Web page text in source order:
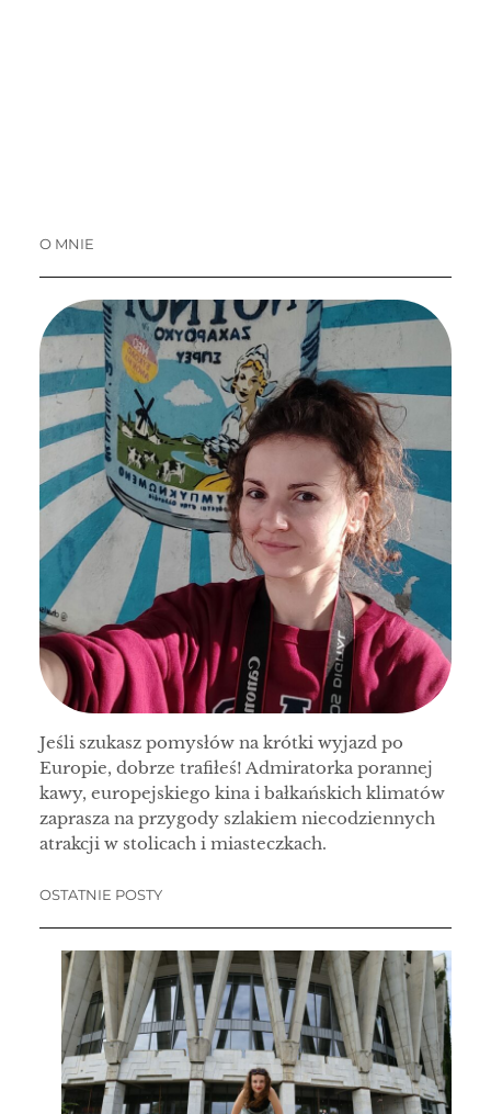
O MNIE
Jeśli szukasz pomysłów na krótki wyjazd po
Europie, dobrze trafiłeś! Admiratorka porannej
kawy, europejskiego kina i bałkańskich klimatów
zaprasza na przygody szlakiem niecodziennych
atrakcji w stolicach i miasteczkach.
OSTATNIE POSTY